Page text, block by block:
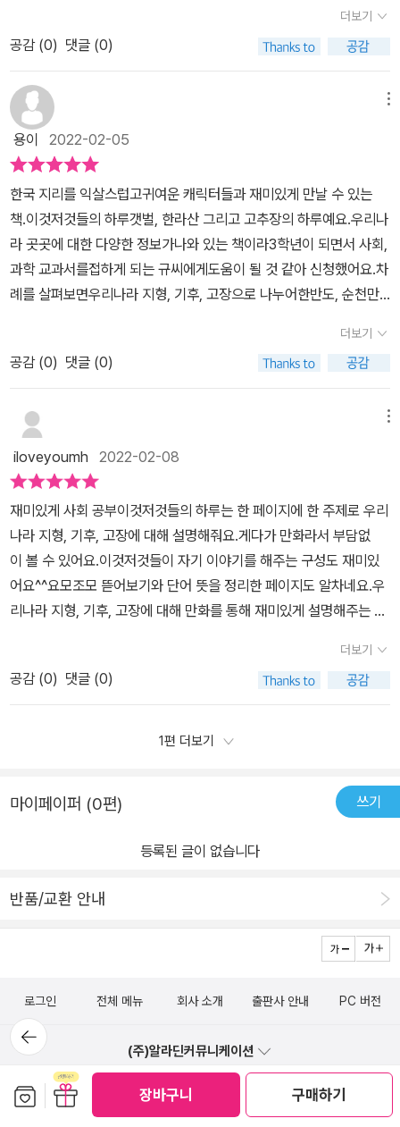
장바구니 구매하기
센서 덕분에 가능해요. 이곳이라면 지하철보다 훨씬 빨리 달릴수 있
다고하니 신기하네요!​ 어렵게만 느껴졌던 초등 사회! 우리나라 지형
+ 기후 + 고장에 대해 척척박사처럼 되고 싶다면 꼭 읽어봐야할 필독
서책이예요. 전혀 지루하지도 않고 캐릭터화 시켜서 더 생동감 느껴
지는 한국지리 초등 책이였네요. 본 리뷰는 업체에서 무상으로 제공
받아 작성한 후기 입니다.​
밀 / 의외로 잘 맞는 절기 / 알쏭달쏭 봄꽃 구분법 / 쌩쌩 분다! 계절
바람 탐구 / 차이가 뭐야? 눈이름 사전 / 뭐가 달라? 행정 구역 / 최초
교통수단 등등 🗺<비밀 일기>에서는알려지지 않았던 비밀 이야기
를 속닥속닥 알려줘요. 갯벌에 사는 '샤샤샥' / 제주도 화산 '펑' / 지진
'들들들' / 무논 '찰랑이' / 태풍 '뱅뱅이' / 단풍 '빨강이' / 한강 시민 공
원 '양화' / 설악산 케이블카 '흔들이' / 신안 천일염 '짜요' 의 비밀 일
기 궁금하지 않나요?🙆 🗺<단어 뜻을 알려 줄게>에서는고위평탄
면, 랜드마크, 비알티, 열섬현상, 한대 기후 등책 속의 어려운 단어를
알기 쉽게 설명해줘요. 이 한 권의 책 속에 한국 지리의 이것저것들에
관한 모든 것이 담겨있어요.초등 어린이들을 위한 한국 지리 입문서
인만큼 귀여운 일러스트와 위트있는 설명이 일품인 책이예요!지리를
🤗[위 리뷰는 도서를 제공받아 읽고, 솔직하게 작성하였습니다]#위
즈덤하우스 고맙습니다. #학습만화 #초등학생책#겨울방학책 #어린
이책
이 없어서교과 수업이 어렵기만한것 같더라고요사회를 어려워하는
저희 아이가 저와 같은 수순을 밟지않게 하고싶어서공부와 재미 두마
리 토끼를 잡을만한 사회와 연계되는 책을 찾아보았는데이것저것들
의 하루 책을 보는 순간 그래 바로 이 책이야라는 생각이 들었어요이
것저것들의 하루 3 책은 초등아이들이 꼭 알아야할 한국 지리에 대해
재미있게 가르쳐주었거든요​ ​우리나라 땅 구석구석의 모습과 변화무
쌍한 날씨를 쉽고 재미있게 설명해주는 이 책은우리나라 지형의 하
루, 우리나라 기후의 하루, 우리나라 고장의 하루 세 부분으로 나누어
져 있었고우리나라 지형에 어떤 과학 원리가 숨어있는지 사계절을 마
주하는 우리나라 기후가 얼마나 변화무쌍한지우리나라 구석구석에서
어떤일이 벌어지는지 아이들이 가지고 있는 궁금증에 대해 친절하게
가르쳐주었어요우리나라 지리의 이런저런것들이 하루를 어떻게 보내
는지 귀여운 그림과 이해하기 쉬운 설명을 배우다보면아이들이 우리
나라 지리에 대해서 더 흥미를 가질 수 있는 책이였어요거기다 요모
거기다 아이들이 책을 읽으면서 제대로 이해하지 못했던 어려운 단어
들도 알기 쉽게 설명해주어서아이들이 혼자서도 책을 읽으며 우리나
라 지리를 이해하는데 충분할것 같았네요 ​문경 새재는 새도 못 넘는
고개라고 붙여진 이름이였어요높긴해도 가장 빠른 길이고 전쟁이 나
면 빠른 물건을 옮기는 것이 중요해서문경 새재는 나라에서 인정하고
관리했다고 해요한양으로 과거 보러 가는 선비들은 문경 새재를 넘어
야 합격한다고하며다른 고개는 거들떠 보지도 않았다네요문경 새재
말고 다른 고개는 추풍령 고개와 죽령 고개가 있었는데추풍령은 가을
는말이 있었다네요이렇게 재미있는 이야기를 아이들에게 가르쳐준
적이 없었는데귀여운 그림과 함께 재미있는 이야기를 들려주듯 쉽게
가르쳐줄 수 있어서너무 좋은 책이였어요재미있게 만화를 보면서 우
제서야 만났나 싶었네요​ ​놀라운 석회 동굴 탐험은 아이들이 한번도
나라에서 가장 큰 석회 동굴이였어요실제로 가본적은 없지만 이렇게
요또 석회암을 녹인 물이 아래도 똑똑 떨어져 작은 알갱이가 되는데
것은 박쥐였는데박쥐가 동굴밖으로 나가 먹이를 잡아먹고 동굴 안으
은 고마운 똥이였네요 우리나라의 지형, 기후, 고장에 대해서 이렇게
아이들이 배워야할 여러가지 지식들을 책을 읽으면서자연스럽게 습
득할 수 있게 만들어주는 책이여서 제 마음에 쏙 들었어요이렇게 재
미있는 책을 읽으면서 사회 교과공부도 할 수 있어서 너무나도 만족
스러운 책이였네요 출판사로부터 도서를 제공받아 아이들과
직접 읽고 쓴 리뷰 입니다.
더보기
공감 (0) 댓글 (0)
용이 2022-02-05
한국 지리를 익살스럽고귀여운 캐릭터들과 재미있게 만날 수 있는
책.이것저것들의 하루갯벌, 한라산 그리고 고추장의 하루예요.우리나
라 곳곳에 대한 다양한 정보가나와 있는 책이라3학년이 되면서 사회,
과학 교과서를접하게 되는 규씨에게도움이 될 것 같아 신청했어요.차
례를 살펴보면우리나라 지형, 기후, 고장으로 나누어한반도, 순천만,
다루고 있는 걸 알 수 있어요.​규씨에게 기억에 남는 주제를 선택해 달
라고 부탁하니 다 재밌어서 어떤 걸 선택해야 할지 고민된다고 하더
라고요.그럼에도 불구하고 규씨가 엄선한내용들 위주로 소개해 볼게
요~어지러워! 종유석석회 동굴로 빗물이 스며들면석회암이 녹아 물
방울이 되어 동굴 바닥으로 떨어져요.물방울이 떨어지고 천정에 남은
탄산칼슘 성분이계속 쌓이면 종유석이 되는 거죠.천정에선 종유석이
자라고바닥에선 석순이 자라 둘이 만나면 석주라는 돌기둥이 되고요.
1년에 0.2ml만 자란다니석주가 된 돌기둥들은 수천 년의 세월 동안
쌓이고 쌓여 만들어진 거겠어요.꼭 석순이랑 종유석이만나는 건 아니
었네.등줄굴노래기도 기억나.​종유석과 환선굴에 대한 페이지를 보던
규씨는 동굴 속에 사는 장님굴새우, 등줄굴노래기와 같은 생물에 관
심을 갖더니 실제 모습이 궁금하다고 했어요.​검색해서 찾아보니 어두
운 동굴 속에 사는 생물이라눈은 퇴화하고 더듬이가 발달했으며 몸은
흰색인 걸 알 수 있었죠.환경에 맞춰 변화하는 생물들의 생존 전략에
덩어리를 어떻게 포장할까 궁금하기도 했죠.하얗고 둥근 모양은 멀리
덩어리의이름은 뭘까? 궁금해한 적도 있었는데이것저것들의 하루 책
에서 딱 만났어요.곤포사일리지.​비닐로 볏짚을 포장해두면겨울에도
소먹이로 사용할 수 있다고 하니상당히 유용한 포장 방법이네요~작
은 게 있다니...세포보다 작은 건 없다고 생각했는데초미세먼지가 2.
크기가대략 10마이크로미터라고해요.그런데 미세먼지의 크기가 10
세포보다도 작은거예요...ㅠㅠ너무 작아서 눈에 보이지도 않는 입자
들이우리 몸의 방어선을 뚫고 몸속 이곳저곳을 돌아다니다 암을 유발
하는 모양이에요.공장을 줄여야 해.불편해도 조금만 참으면 돼.인간
의 편리함을 위한 발전이자연을 병들게 했고, 병든 자연은 미세먼지
와 같은 현상으로 인간을 병들게 하고 있어요.인간은 이미 편리함에
익숙해져 있지만규씨의 말대로 불편함을 감수하더라도환경이 더 나
더보기
공감 (0) 댓글 (0)
iloveyoumh 2022-02-08
재미있게 사회 공부이것저것들의 하루는 한 페이지에 한 주제로 우리
나라 지형, 기후, 고장에 대해 설명해줘요.게다가 만화라서 부담없
이 볼 수 있어요.이것저것들이 자기 이야기를 해주는 구성도 재미있
어요^^요모조모 뜯어보기와 단어 뜻을 정리한 페이지도 알차네요.우
리나라 지형, 기후, 고장에 대해 만화를 통해 재미있게 설명해주는 이
더보기
공감 (0) 댓글 (0)
1편 더보기
마이페이퍼 (0편) 쓰기
등록된 글이 없습니다
반품/교환 안내
뒤로가
기
로그인 전체 메뉴 회사 소개 출판사 안내 PC 버전
(주)알라딘커뮤니케이션
일반문의 (발신자 부담) 1544-2514
1:1 문의 FAQ